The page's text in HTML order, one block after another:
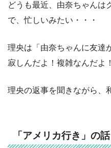
どうも最近、由奈ちゃんは
で、忙しいみたい・・・
理央は「由奈ちゃんに友達
寂しんだよ！複雑なんだよ
理央の返事を聞きながら、
「アメリカ行き」の